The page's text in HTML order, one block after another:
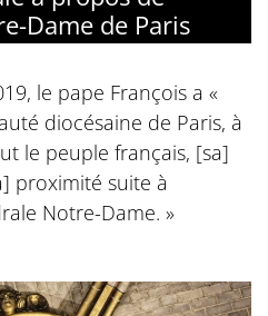
Dame de Paris
le pape François a «
diocésaine de Paris, à
le peuple français, [sa]
proximité suite à
Notre-Dame. »